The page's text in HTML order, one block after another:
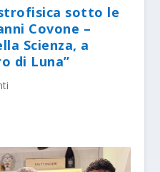
sotto le
Covone –
Scienza, a
di Luna”